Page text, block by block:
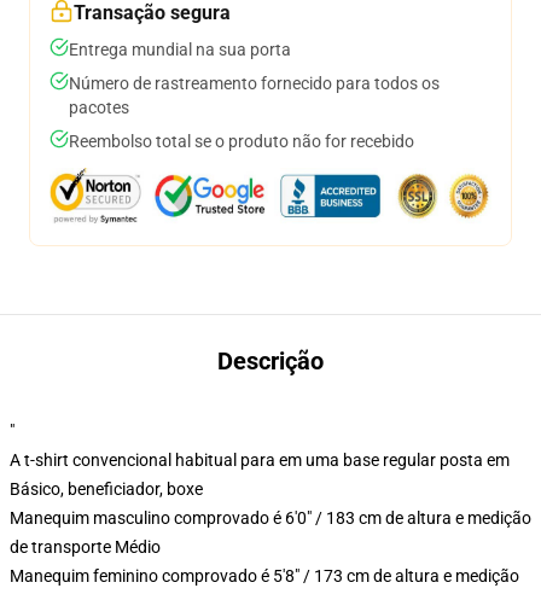
Transação segura
Entrega mundial na sua porta
Número de rastreamento fornecido para todos os
pacotes
Reembolso total se o produto não for recebido
Descrição
"
A t-shirt convencional habitual para em uma base regular posta em
Básico, beneficiador, boxe
Manequim masculino comprovado é 6'0" / 183 cm de altura e medição
de transporte Médio
Manequim feminino comprovado é 5'8" / 173 cm de altura e medição